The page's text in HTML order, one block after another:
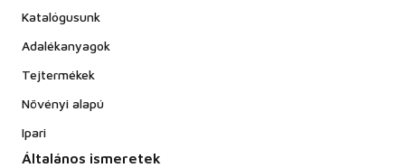
Katalógusunk
Adalékanyagok
Tejtermékek
Növényi alapú
Ipari
Általános ismeretek